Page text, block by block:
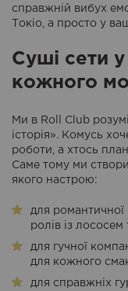
справжній вибух
Токіо, а просто у
Суші сети
кожного
Ми в Roll Club
історія». Комусь
роботи, а хтось
Саме тому ми
якого настрою:
для романтичної
ролів із
для гучної
для кожного
для справжніх